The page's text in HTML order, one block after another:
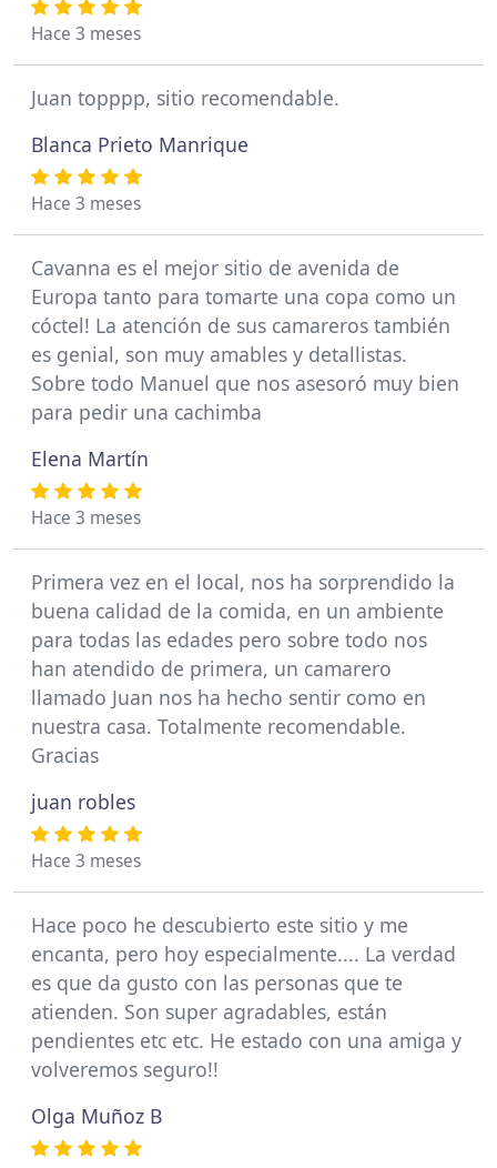
Hace 3 meses
Juan topppp, sitio recomendable.
Blanca Prieto Manrique
Hace 3 meses
Cavanna es el mejor sitio de avenida de
Europa tanto para tomarte una copa como un
cóctel! La atención de sus camareros también
es genial, son muy amables y detallistas.
Sobre todo Manuel que nos asesoró muy bien
para pedir una cachimba
Elena Martín
Hace 3 meses
Primera vez en el local, nos ha sorprendido la
buena calidad de la comida, en un ambiente
para todas las edades pero sobre todo nos
han atendido de primera, un camarero
llamado Juan nos ha hecho sentir como en
nuestra casa. Totalmente recomendable.
Gracias
juan robles
Hace 3 meses
Hace poco he descubierto este sitio y me
encanta, pero hoy especialmente.... La verdad
es que da gusto con las personas que te
atienden. Son super agradables, están
pendientes etc etc. He estado con una amiga y
volveremos seguro!!
Olga Muñoz B